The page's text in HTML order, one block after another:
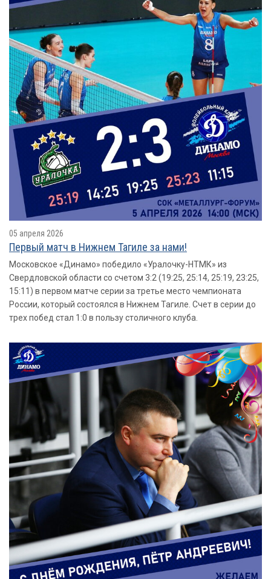
05 апреля 2026
Первый матч в Нижнем Тагиле за нами!
Московское «Динамо» победило «Уралочку-НТМК» из
Свердловской области со счетом 3:2 (19:25, 25:14, 25:19, 23:25,
15:11) в первом матче серии за третье место чемпионата
России, который состоялся в Нижнем Тагиле. Счет в серии до
трех побед стал 1:0 в пользу столичного клуба.